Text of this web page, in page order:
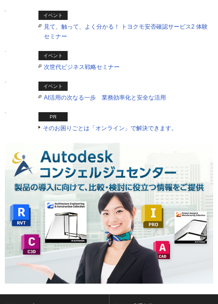
イベント
見て、触って、よく分かる！ トヨクモ安否確認サービス2 体験
セミナー
イベント
次世代ビジネス戦略セミナー
イベント
AI活用の次なる一歩 業務効率化と安全な活用
PR
そのお困りごとは「オンライン」で解決できます。